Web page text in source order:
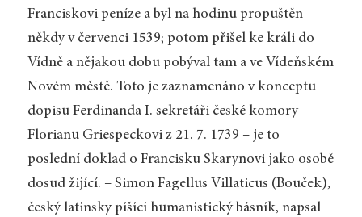
Franciskovi peníze a byl na hodinu propuštěn
někdy v červenci 1539; potom přišel ke králi do
Vídně a nějakou dobu pobýval tam a ve Vídeňském
Novém městě. Toto je zaznamenáno v konceptu
dopisu Ferdinanda I. sekretáři české komory
Florianu Griespeckovi z 21. 7. 1739 – je to
poslední doklad o Francisku Skarynovi jako osobě
dosud žijící. – Simon Fagellus Villaticus (Bouček),
český latinsky píšící humanistický básník, napsal